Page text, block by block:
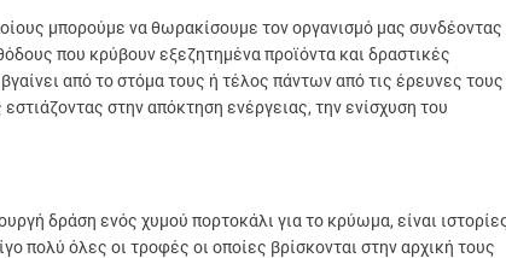
μπορούμε να θωρακίσουμε τον οργανισμό μας συνδέοντας
που κρύβουν εξεζητημένα προϊόντα και δραστικές
από το στόμα τους ή τέλος πάντων από τις έρευνες τους
στην απόκτηση ενέργειας, την ενίσχυση του
δράση ενός χυμού πορτοκάλι για το κρύωμα, είναι
πολύ όλες οι τροφές οι οποίες βρίσκονται στην αρχική τους